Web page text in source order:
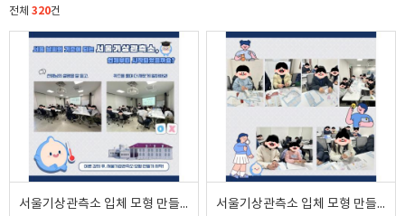
전체 320건
서울기상관측소 입체 모형 만들기 2025.02.22. 서울기상관측소 입체 모형 만들기 2025.02.22.